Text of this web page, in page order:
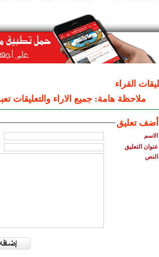
القراء
ملاحظة هامة: جميع الاراء والتعليقات
أضف تعليق
الاسم
عنوان التعليق
النص